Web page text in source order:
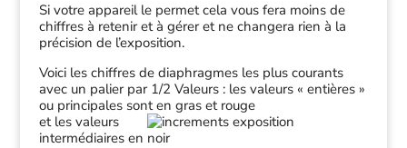
Si votre appareil le permet cela vous fera moins de
chiffres à retenir et à gérer et ne changera rien à la
précision de l’exposition.
Voici les chiffres de diaphragmes les plus courants
avec un palier par 1/2 Valeurs : les valeurs « entières »
ou principales sont en gras et rouge
et les valeurs
intermédiaires en noir